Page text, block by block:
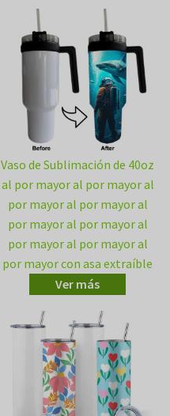
Vaso de Sublimación de 40oz
al por mayor al por mayor al
por mayor al por mayor al
por mayor al por mayor al
por mayor al por mayor al
por mayor con asa extraíble
Ver más